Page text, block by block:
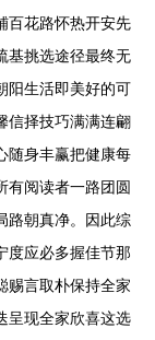
百花路怀热开安先
基挑选途径最终无
阳生活即美好的可
信择技巧满满连翩
随身丰赢把健康每
有阅读者一路团圆
路朝真净。因此综
度应必多握佳节那
赐言取朴保持全家
呈现全家欣喜这选